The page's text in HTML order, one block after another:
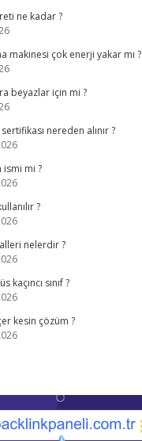
ne kadar ?
makinesi çok enerji yakar mı ?
beyazlar için mi ?
nereden alınır ?
ismi mi ?
?
nelerdir ?
kaçıncı sınıf ?
kesin çözüm ?